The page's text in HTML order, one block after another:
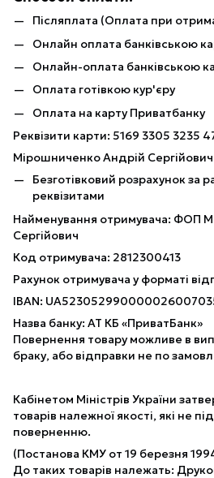
Післяплата (Оплата при
Онлайн оплата банківською
Онлайн-оплата банківською
Оплата готівкою кур'єру
Оплата на карту Приватбанку
Реквізити карти: 5169 3305 3235
Мірошниченко Андрій Сергійович
Безготівковий розрахунок за
реквізитами
Найменування отримувача: ФОП
Сергійович
Код отримувача: 2812300413
Рахунок отримувача у форматі
IBAN:
Назва банку: АТ КБ «ПриватБанк»
Повернення товару можливе в
браку, або відправки не по
Кабінетом Міністрів України
товарів належної якості, які не
поверненню.
(Постанова КМУ от 19 березня
До таких товарів належать: